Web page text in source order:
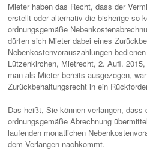
Mieter haben das Recht, dass der
erstellt oder alternativ die bisherige so
ordnungsgemäße
dürfen sich Mieter dabei eines
Nebenkostenvorauszahlungen
Lützenkirchen, Mietrecht, 2. Aufl.
man als Mieter bereits ausgezogen,
Zurückbehaltungsrecht in ein
Das heißt, Sie können verlangen, dass
ordnungsgemäße Abrechnung
laufenden monatlichen
dem Verlangen nachkommt.